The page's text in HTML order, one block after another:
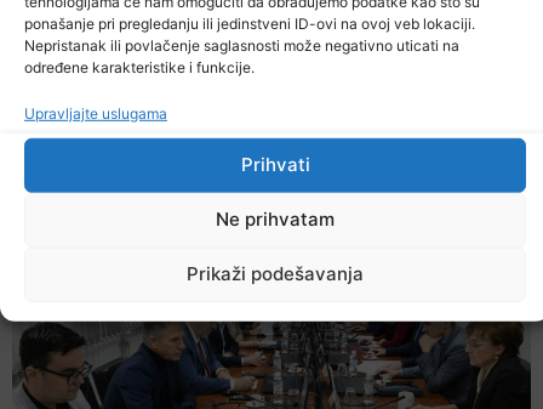
ponašanje pri pregledanju ili jedinstveni ID-ovi na ovoj veb lokaciji.
Nepristanak ili povlačenje saglasnosti može negativno uticati na
određene karakteristike i funkcije.
Upravljajte uslugama
Prihvati
Ne prihvatam
Prikaži podešavanja
Danas počela isplata uvećanih penzija
5. Augusta 2026.